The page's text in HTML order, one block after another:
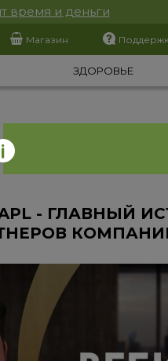
время и деньги
Магазин
ЗДОРОВЬЕ
- ГЛАВНЫЙ